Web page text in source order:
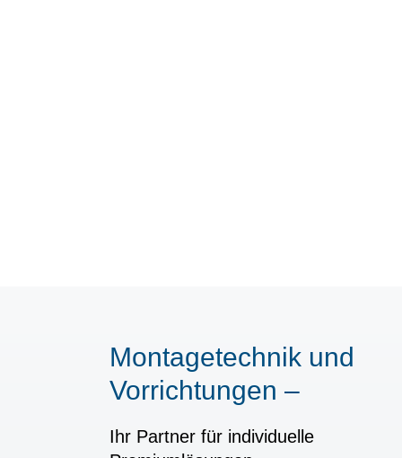
Montagetechnik und
Vorrichtungen –
Ihr Partner für individuelle